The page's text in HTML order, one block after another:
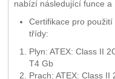
nabízí následující funce a
Certifikace pro
třídy:
Plyn: ATEX: Class II
T4 Gb
Prach: ATEX: Class II